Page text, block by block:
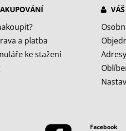
a platba
ke stažení
Adresy
Facebook